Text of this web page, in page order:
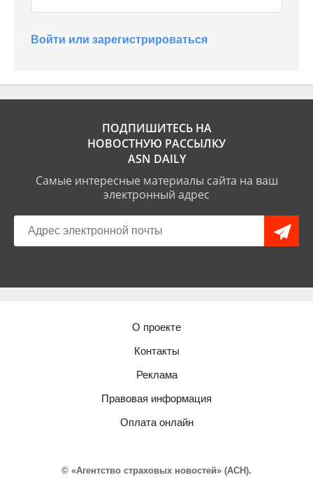
Войти или зарегистрироваться
ПОДПИШИТЕСЬ НА
НОВОСТНУЮ РАССЫЛКУ
ASN DAILY
Самые интересные материалы сайта на ваш
электронный адрес
О проекте
Контакты
Реклама
Правовая информация
Оплата онлайн
© «Агентство страховых новостей» (АСН).